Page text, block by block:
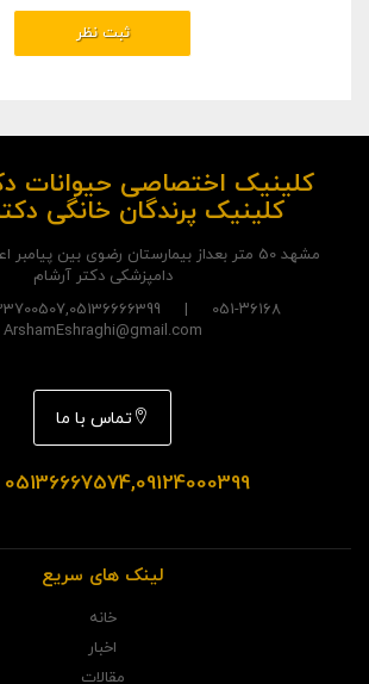
کلینیک اختصاصی حیوانات
کلینیک پرندگان خانگی
دامپزشکی دکتر آرشام
ArshamEshraghi@gmail.com
تماس با ما
05136667574,09124000399
لینک های سریع
خانه
اخبار
مقالات